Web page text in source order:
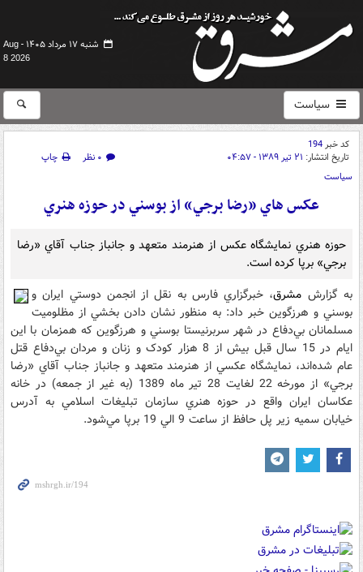
شنبه ۱۷ مرداد ۱۴۰۵ -
Aug
8 2026
سیاست
کد خبر194
تاریخ انتشار: ۲۱ تیر ۱۳۸۹ - ۰۴:۵۷ ۰ نظر
چاپ
سیاست
عکس هاي «رضا برجي» از بوسني در حوزه هنري
حوزه هنري نمايشگاه عکس از هنرمند متعهد و جانباز جناب آقاي «رضا
برجي» برپا کرده است.
به گزارش مشرق، خبرگزاري فارس به نقل از انجمن دوستي ايران و
بوسني و هرزگوين خبر داد: به منظور نشان دادن بخشي از مظلوميت
مسلمانان بي‌دفاع در شهر سربرنيستا بوسني و هرزگوين که همزمان با اين
ايام در 15 سال قبل بيش از 8 هزار کودک و زنان و مردان بي‌دفاع قتل
عام شده‌‌اند، نمايشگاه عکسي از هنرمند متعهد و جانباز جناب آقاي «رضا
برجي» از مورخه 22 لغايت 28 تير ماه 1389 (به غير از جمعه) در خانه
عکاسان ايران واقع در حوزه هنري سازمان تبليغات اسلامي به آدرس
خيابان سميه زير پل حافظ از ساعت 9 الي 19 برپا مي‌‌شود.